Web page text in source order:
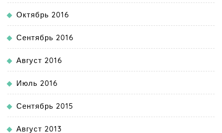
Октябрь 2016
Сентябрь 2016
Август 2016
Июль 2016
Сентябрь 2015
Август 2013